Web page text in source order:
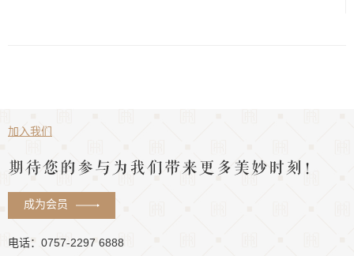
加入我们
期待您的参与为我们带来更多美妙时刻！
成为会员
电话：0757-2297 6888